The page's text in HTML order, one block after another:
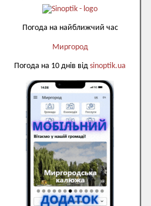
Погода на найближчий час
Миргород
Погода на 10 днів від sinoptik.ua